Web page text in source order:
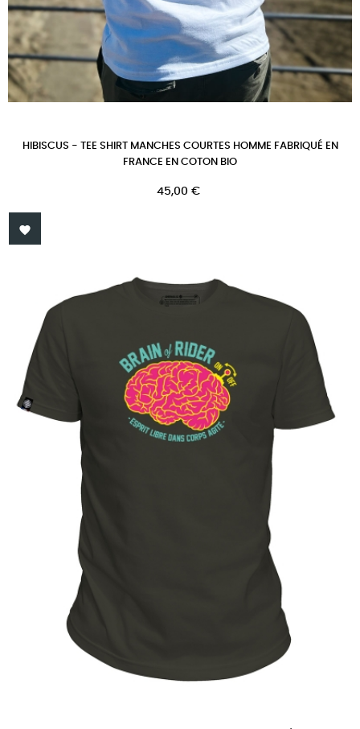
HIBISCUS - TEE SHIRT MANCHES COURTES HOMME FABRIQUÉ EN
FRANCE EN COTON BIO
Prix
45,00 €
